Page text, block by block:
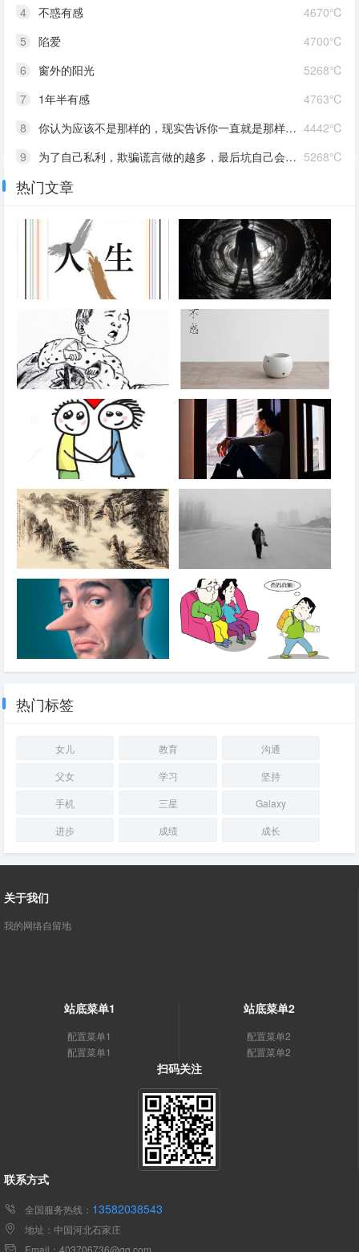
4670℃
4
不惑有感
4700℃
5
陷爱
5268℃
6
窗外的阳光
4763℃
7
1年半有感
4442℃
8
你认为应该不是那样的，现实告诉你一直就是那样的！
5268℃
9
为了自己私利，欺骗谎言做的越多，最后坑自己会越惨！
10 没有期待
热门文章
未知的未来
儿子刚出生画像 不惑有感
陷爱 窗外的阳光
1年半有感
你认为应该不是那样的，现实告
诉你一直就是那样的！
热门标签
女儿 教育
沟通
父女
学习
坚持
手机
三星
Galaxy
进步
成绩 成长
关于我们
我的网络自留地
站底菜单1
配置菜单1
配置菜单1
站底菜单2
配置菜单2
配置菜单2
扫码关注
联系方式
全国服务热线： 13582038543
地址：中国河北石家庄